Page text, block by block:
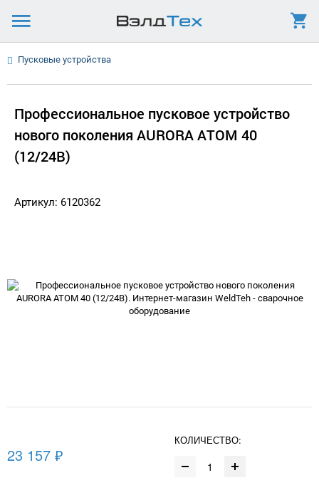
Пусковые устройства
Профессиональное пусковое устройство
нового поколения AURORA ATOM 40
(12/24В)
Артикул: 6120362
23 157 ₽
КОЛИЧЕСТВО: